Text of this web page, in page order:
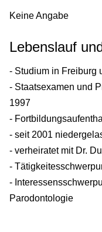
Keine Angabe
Lebenslauf
- Studium in Freiburg
- Staatsexamen und
1997
-
- seit 2001
- verheiratet mit Dr.
-
-
Parodontologie